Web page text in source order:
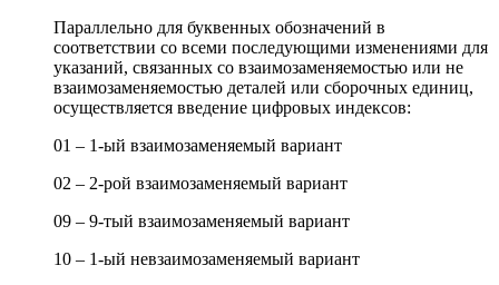
Параллельно для буквенных обозначений в
соответствии со всеми последующими изменениями для
указаний, связанных со взаимозаменяемостью или не
взаимозаменяемостью деталей или сборочных единиц,
осуществляется введение цифровых индексов:
01 – 1-ый взаимозаменяемый вариант
02 – 2-рой взаимозаменяемый вариант
09 – 9-тый взаимозаменяемый вариант
10 – 1-ый невзаимозаменяемый вариант